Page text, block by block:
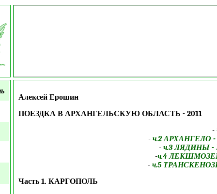
Алексей Ерошин
ПОЕЗДКА В АРХАНГЕЛЬСКУЮ ОБЛАСТЬ - 2011
-
- ч.2
- ч.3 ЛЯДИНЫ -
-ч.4
- ч.5
Часть 1. КАРГОПОЛЬ